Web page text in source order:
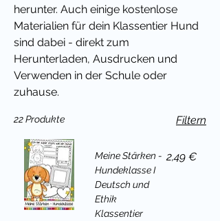
herunter. Auch einige kostenlose
Materialien für dein Klassentier Hund
sind dabei - direkt zum
Herunterladen, Ausdrucken und
Verwenden in der Schule oder
zuhause.
22 Produkte Filtern
Meine Stärken -
Hundeklasse I
Deutsch und
Ethik
Klassentier
Preis
2,49 €